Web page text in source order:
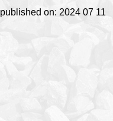
published on: 2024 07 11